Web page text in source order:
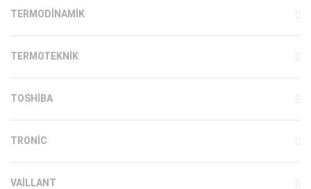
TERMODINAMIK
TERMOTEKNIK
TOSHIBA
TRONIC
VAILLANT